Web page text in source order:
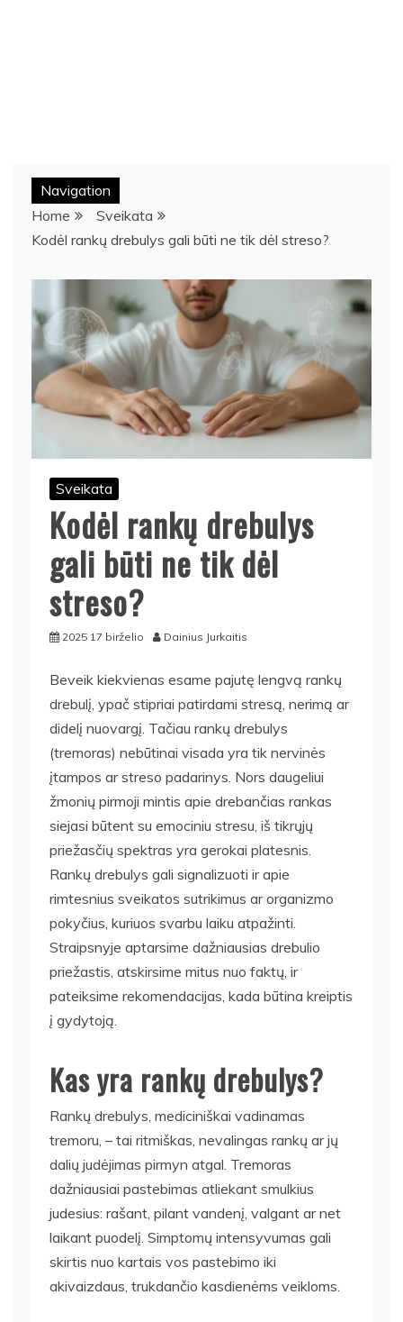
Navigation
Home
Sveikata
Kodėl rankų drebulys gali būti ne tik dėl streso?
Sveikata
Kodėl rankų drebulys
gali būti ne tik dėl
streso?
2025 17 birželio Dainius Jurkaitis
Beveik kiekvienas esame pajutę lengvą rankų
drebulį, ypač stipriai patirdami stresą, nerimą ar
didelį nuovargį. Tačiau rankų drebulys
(tremoras) nebūtinai visada yra tik nervinės
įtampos ar streso padarinys. Nors daugeliui
žmonių pirmoji mintis apie drebančias rankas
siejasi būtent su emociniu stresu, iš tikrųjų
priežasčių spektras yra gerokai platesnis.
Rankų drebulys gali signalizuoti ir apie
rimtesnius sveikatos sutrikimus ar organizmo
pokyčius, kuriuos svarbu laiku atpažinti.
Straipsnyje aptarsime dažniausias drebulio
priežastis, atskirsime mitus nuo faktų, ir
pateiksime rekomendacijas, kada būtina kreiptis
į gydytoją.
Kas yra rankų drebulys?
Rankų drebulys, mediciniškai vadinamas
tremoru, – tai ritmiškas, nevalingas rankų ar jų
dalių judėjimas pirmyn atgal. Tremoras
dažniausiai pastebimas atliekant smulkius
judesius: rašant, pilant vandenį, valgant ar net
laikant puodelį. Simptomų intensyvumas gali
skirtis nuo kartais vos pastebimo iki
akivaizdaus, trukdančio kasdienėms veikloms.